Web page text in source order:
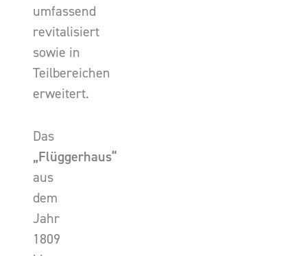
umfassend
revitalisiert
sowie in
Teilbereichen
erweitert.
Das
„Flüggerhaus“
aus
dem
Jahr
1809